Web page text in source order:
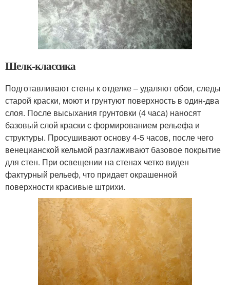
Шелк-классика
Подготавливают стены к отделке – удаляют обои, следы
старой краски, моют и грунтуют поверхность в один-два
слоя. После высыхания грунтовки (4 часа) наносят
базовый слой краски с формированием рельефа и
структуры. Просушивают основу 4-5 часов, после чего
венецианской кельмой разглаживают базовое покрытие
для стен. При освещении на стенах четко виден
фактурный рельеф, что придает окрашенной
поверхности красивые штрихи.